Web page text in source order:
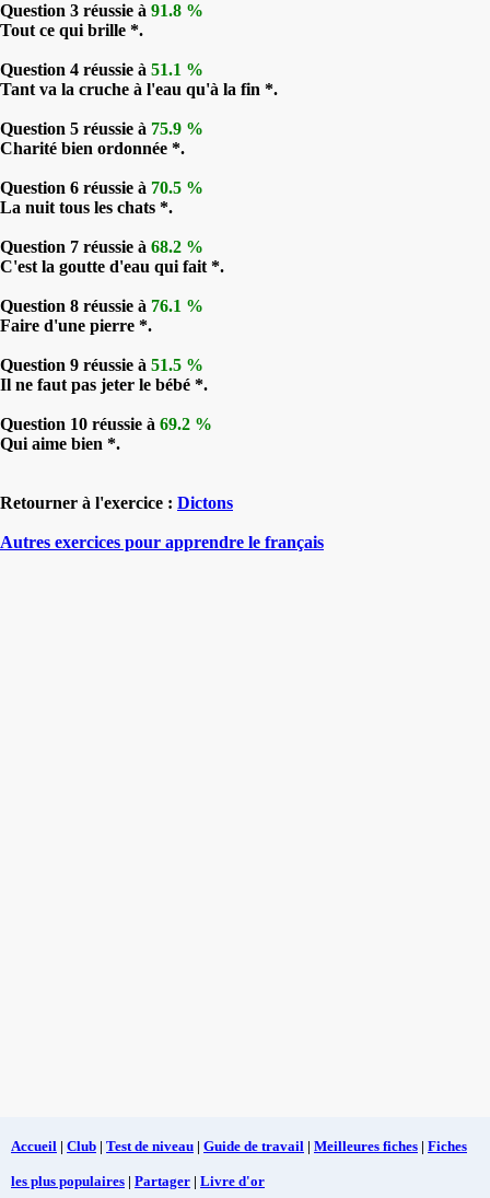
Question 3 réussie à 91.8 %
Tout ce qui brille *.
Question 4 réussie à 51.1 %
Tant va la cruche à l'eau qu'à la fin *.
Question 5 réussie à 75.9 %
Charité bien ordonnée *.
Question 6 réussie à 70.5 %
La nuit tous les chats *.
Question 7 réussie à 68.2 %
C'est la goutte d'eau qui fait *.
Question 8 réussie à 76.1 %
Faire d'une pierre *.
Question 9 réussie à 51.5 %
Il ne faut pas jeter le bébé *.
Question 10 réussie à 69.2 %
Qui aime bien *.
Retourner à l'exercice : Dictons
Autres exercices pour apprendre le français
Accueil | Club | Test de niveau | Guide de travail | Meilleures fiches | Fiches
les plus populaires | Partager | Livre d'or